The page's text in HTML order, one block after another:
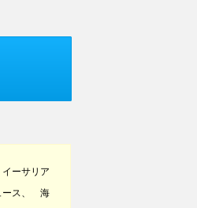
ーサリア
ース、 海